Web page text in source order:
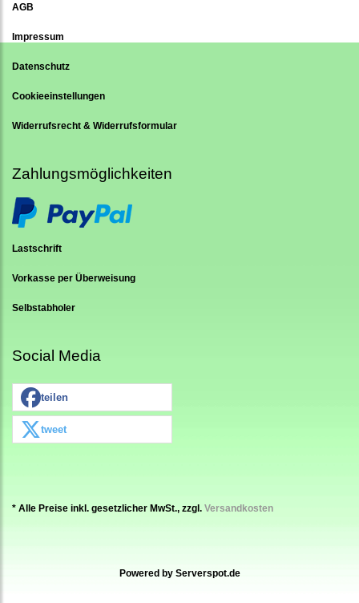
AGB
Impressum
Datenschutz
Cookieeinstellungen
Widerrufsrecht & Widerrufsformular
Zahlungsmöglichkeiten
Lastschrift
Vorkasse per Überweisung
Selbstabholer
Social Media
teilen
tweet
* Alle Preise inkl. gesetzlicher MwSt., zzgl. Versandkosten
Powered by Serverspot.de